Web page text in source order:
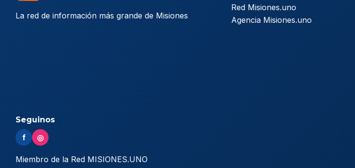
La red de información más grande de Misiones
Red Misiones.uno
Agencia Misiones.uno
Seguinos
f ◎
Miembro de la Red MISIONES.UNO